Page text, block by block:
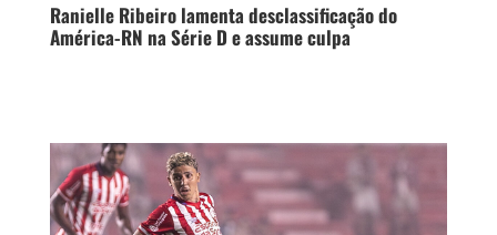
Ranielle Ribeiro lamenta desclassificação do
América-RN na Série D e assume culpa